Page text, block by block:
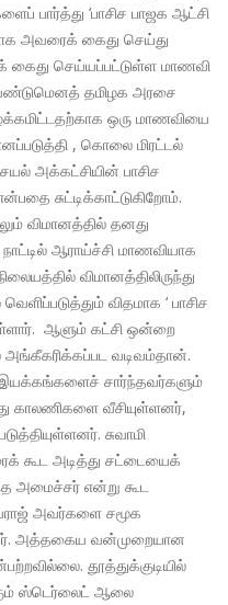
பார்த்து ‘பாசிச பாஜக ஆட்சி
அவரைக் கைது செய்து
கைது செய்யப்பட்டுள்ள மாணவி
தமிழக அரசை
ஒரு மாணவியை
, கொலை மிரட்டல்
அக்கட்சியின் பாசிச
சுட்டிக்காட்டுகிறோம்.
விமானத்தில் தனது
ஆராய்ச்சி மாணவியாக
விமானத்திலிருந்து
விதமாக ‘ பாசிச
ஆளும் கட்சி ஒன்றை
அங்கீகரிக்கப்பட வடிவம்தான்.
இயக்கங்களைச் சார்ந்தவர்களும்
காலணிகளை வீசியுள்ளனர்,
சுவாமி
கூட அடித்து சட்டையைக்
அமைச்சர் என்று கூட
அவர்களை சமூக
அத்தகைய வன்முறையான
தூத்துக்குடியில்
ஸ்டெர்லைட் ஆலை